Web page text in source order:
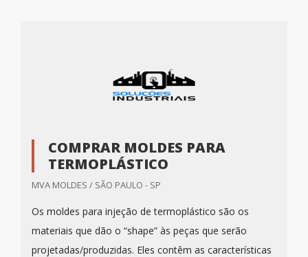
COMPRAR MOLDES PARA
TERMOPLÁSTICO
MVA MOLDES / SÃO PAULO - SP
Os moldes para injeção de termoplástico são os
materiais que dão o “shape” às peças que serão
projetadas/produzidas. Eles contêm as características